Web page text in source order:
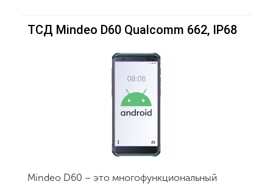
ТСД Mindeo D60 Qualcomm 662, IP68
Mindeo D60 – это многофункциональный